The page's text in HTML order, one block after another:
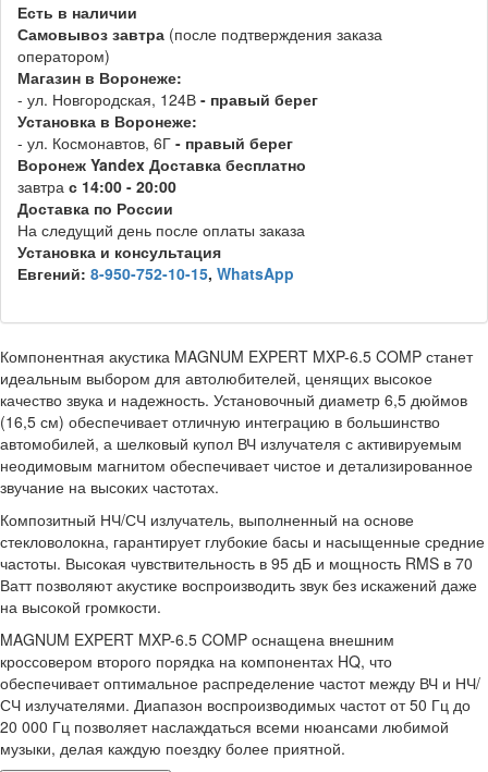
Есть в наличии
Самовывоз завтра (после подтверждения заказа
оператором)
Магазин в Воронеже:
- ул. Новгородская, 124В - правый берег
Установка в Воронеже:
- ул. Космонавтов, 6Г - правый берег
Воронеж Yandex Доставка бесплатно
завтра с 14:00 - 20:00
Доставка по России
На следущий день после оплаты заказа
Установка и консультация
Евгений: 8-950-752-10-15, WhatsApp
Компонентная акустика MAGNUM EXPERT MXP-6.5 COMP станет
идеальным выбором для автолюбителей, ценящих высокое
качество звука и надежность. Установочный диаметр 6,5 дюймов
(16,5 см) обеспечивает отличную интеграцию в большинство
автомобилей, а шелковый купол ВЧ излучателя с активируемым
неодимовым магнитом обеспечивает чистое и детализированное
звучание на высоких частотах.
Композитный НЧ/СЧ излучатель, выполненный на основе
стекловолокна, гарантирует глубокие басы и насыщенные средние
частоты. Высокая чувствительность в 95 дБ и мощность RMS в 70
Ватт позволяют акустике воспроизводить звук без искажений даже
на высокой громкости.
MAGNUM EXPERT MXP-6.5 COMP оснащена внешним
кроссовером второго порядка на компонентах HQ, что
обеспечивает оптимальное распределение частот между ВЧ и НЧ/
СЧ излучателями. Диапазон воспроизводимых частот от 50 Гц до
20 000 Гц позволяет наслаждаться всеми нюансами любимой
музыки, делая каждую поездку более приятной.